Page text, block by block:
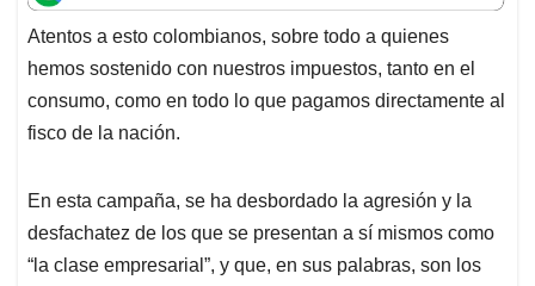
t
s
A
p
p
e
b
o
o
k
k
e
d
I
i
l
e
a
d
s
Atentos a esto colombianos, sobre todo a quienes
hemos sostenido con nuestros impuestos, tanto en el
consumo, como en todo lo que pagamos directamente al
fisco de la nación.
En esta campaña, se ha desbordado la agresión y la
desfachatez de los que se presentan a sí mismos como
“la clase empresarial”, y que, en sus palabras, son los